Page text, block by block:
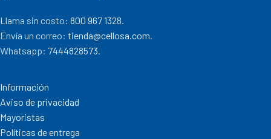
Llama sin costo: 800 967 1328.
Envía un correo: tienda@cellosa.com.
Whatsapp: 7444828573.
Información
Aviso de privacidad
Mayoristas
Políticas de entrega